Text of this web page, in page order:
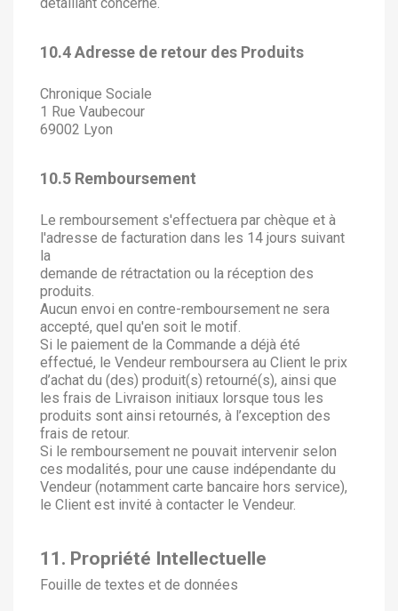
10.4 Adresse de retour des Produits
Chronique Sociale
1 Rue Vaubecour
69002 Lyon
10.5 Remboursement
Le remboursement s'effectuera par chèque et à
l'adresse de facturation dans les 14 jours suivant
la
demande de rétractation ou la réception des
produits.
Aucun envoi en contre-remboursement ne sera
accepté, quel qu'en soit le motif.
Si le paiement de la Commande a déjà été
effectué, le Vendeur remboursera au Client le prix
d’achat du (des) produit(s) retourné(s), ainsi que
les frais de Livraison initiaux lorsque tous les
produits sont ainsi retournés, à l’exception des
frais de retour.
Si le remboursement ne pouvait intervenir selon
ces modalités, pour une cause indépendante du
Vendeur (notamment carte bancaire hors service),
le Client est invité à contacter le Vendeur.
11. Propriété Intellectuelle
Fouille de textes et de données